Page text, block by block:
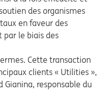
des organismes
en faveur des
par le biais des
Cette transaction
clients « Utilities »,
responsable du